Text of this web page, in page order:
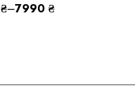
₴–7990 ₴